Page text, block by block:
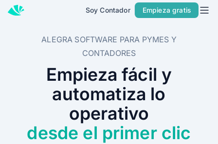
Soy Contador Empieza gratis
Inicio
Soy Contador
MÁS SOLUCIONES PARA TU NEGOCIO
Alegra Facturación
ALEGRA SOFTWARE PARA PYMES Y
CONTADORES
Empieza fácil y
automatiza lo
operativo
desde el primer clic